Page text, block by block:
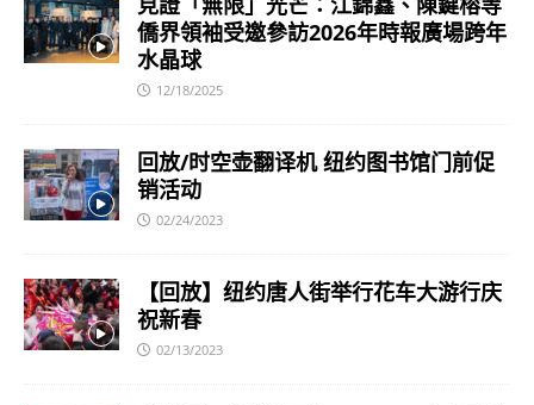
僑界領袖受邀參訪2026年時報廣場跨年
水晶球
12/18/2025
回放/时空壶翻译机 纽约图书馆门前促
销活动
02/24/2023
【回放】纽约唐人街举行花车大游行庆
祝新春
02/13/2023